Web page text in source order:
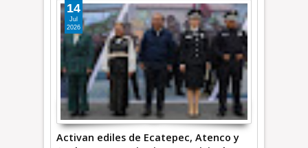
Activan ediles de Ecatepec, Atenco y
14
Jul
2026